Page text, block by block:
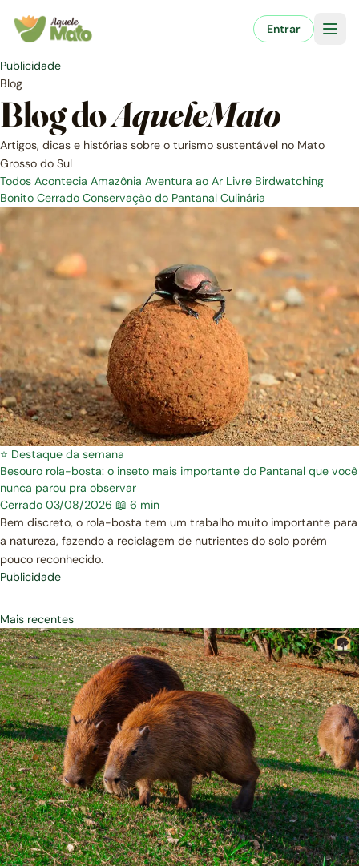
para
conteúdo
Entrar
Publicidade
Blog
Blog doAqueleMato
Artigos, dicas e histórias sobre o turismo sustentável no Mato
Grosso do Sul
Todos Acontecia Amazônia Aventura ao Ar Livre Birdwatching
Bonito Cerrado Conservação do Pantanal Culinária
⭐ Destaque da semana
Besouro rola-bosta: o inseto mais importante do Pantanal que você
nunca parou pra observar
Cerrado 03/08/2026 📖 6 min
Bem discreto, o rola-bosta tem um trabalho muito importante para
a natureza, fazendo a reciclagem de nutrientes do solo porém
pouco reconhecido.
Publicidade
Mais recentes